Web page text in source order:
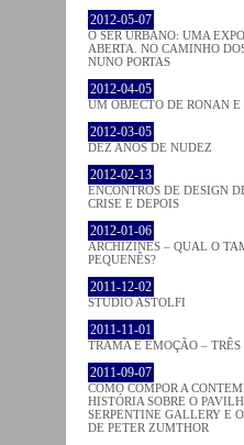
2012-05-07
O SER URBANO: UMA
ABERTA. NO CAMINHO
NUNO PORTAS
2012-04-05
UM OBJECTO DE RONAN
2012-03-05
DEZ ANOS DE NUDEZ
2012-02-13
ENCONTROS DE DESIGN
CRISE E DEPOIS
2012-01-06
ARCHIZINES – QUAL O
PEQUENÊS?
2011-12-02
STUDIO ASTOLFI
2011-11-01
TRAMA E EMOÇÃO – TRÊS
2011-09-07
COMO COMPOR A
HISTÓRIA SOBRE O
SERPENTINE GALLERY E
DE PETER ZUMTHOR